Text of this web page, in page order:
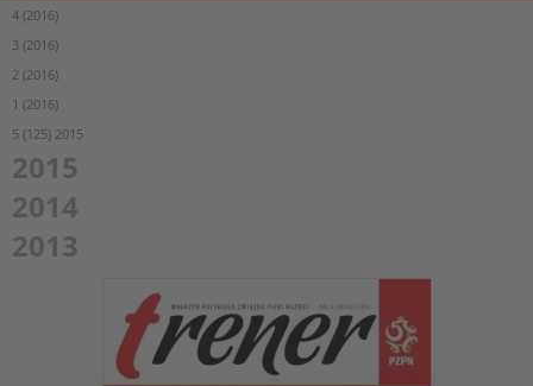
4 (2016)
3 (2016)
2 (2016)
1 (2016)
5 (125) 2015
2015
2014
2013